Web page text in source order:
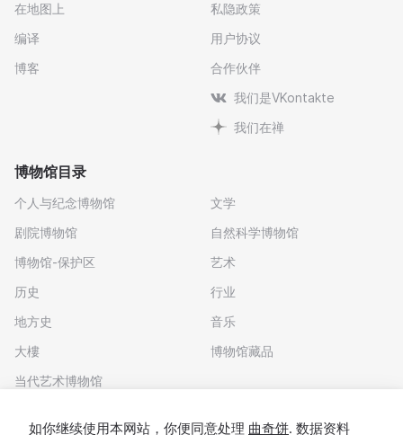
在地图上
编译
博客
私隐政策
用户协议
合作伙伴
我们是VKontakte
我们在禅
博物馆目录
个人与纪念博物馆
剧院博物馆
博物馆-保护区
历史
地方史
大樓
当代艺术博物馆
文学
自然科学博物馆
艺术
行业
音乐
博物馆藏品
如你继续使用本网站，你便同意处理 曲奇饼. 数据资料